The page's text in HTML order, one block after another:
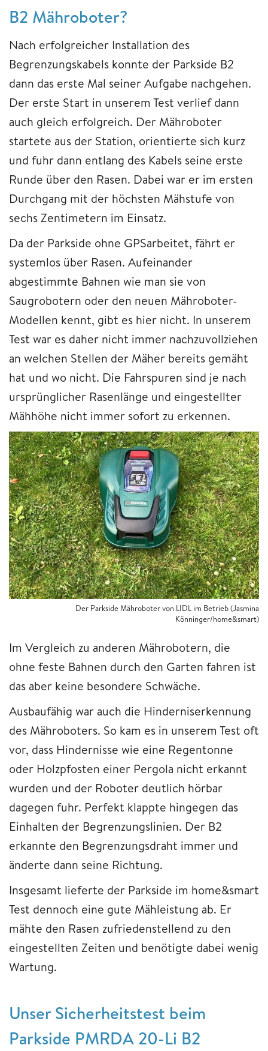
B2 Mähroboter?
Nach erfolgreicher Installation des
Begrenzungskabels konnte der Parkside B2
dann das erste Mal seiner Aufgabe nachgehen.
Der erste Start in unserem Test verlief dann
auch gleich erfolgreich. Der Mähroboter
startete aus der Station, orientierte sich kurz
und fuhr dann entlang des Kabels seine erste
Runde über den Rasen. Dabei war er im ersten
Durchgang mit der höchsten Mähstufe von
sechs Zentimetern im Einsatz.
Da der Parkside ohne GPSarbeitet, fährt er
systemlos über Rasen. Aufeinander
abgestimmte Bahnen wie man sie von
Saugrobotern oder den neuen Mähroboter-
Modellen kennt, gibt es hier nicht. In unserem
Test war es daher nicht immer nachzuvollziehen
an welchen Stellen der Mäher bereits gemäht
hat und wo nicht. Die Fahrspuren sind je nach
ursprünglicher Rasenlänge und eingestellter
Mähhöhe nicht immer sofort zu erkennen.
Der Parkside Mähroboter von LIDL im Betrieb (Jasmina
Könninger/home&smart)
Im Vergleich zu anderen Mährobotern, die
ohne feste Bahnen durch den Garten fahren ist
das aber keine besondere Schwäche.
Ausbaufähig war auch die Hinderniserkennung
des Mähroboters. So kam es in unserem Test oft
vor, dass Hindernisse wie eine Regentonne
oder Holzpfosten einer Pergola nicht erkannt
wurden und der Roboter deutlich hörbar
dagegen fuhr. Perfekt klappte hingegen das
Einhalten der Begrenzungslinien. Der B2
erkannte den Begrenzungsdraht immer und
änderte dann seine Richtung.
Insgesamt lieferte der Parkside im home&smart
Test dennoch eine gute Mähleistung ab. Er
mähte den Rasen zufriedenstellend zu den
eingestellten Zeiten und benötigte dabei wenig
Wartung.
Unser Sicherheitstest beim
Parkside PMRDA 20-Li B2